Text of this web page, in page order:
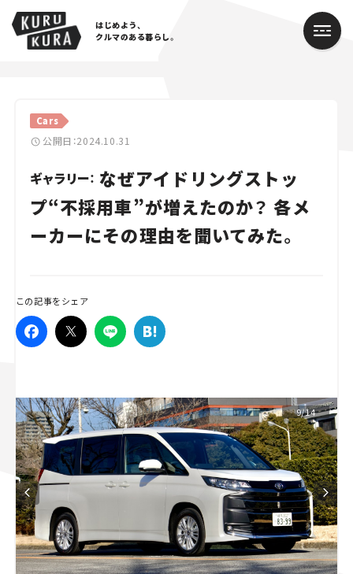
はじめよう、
クルマのある暮らし。
Cars
公開日：2024.10.31
ギャラリー： なぜアイドリングストッ
プ“不採用車”が増えたのか？ 各メ
ーカーにその理由を聞いてみた。
この記事をシェア
9/14
Cars
Lifestyle
Traffic
Special
Campaign
人気のハッシュタグ